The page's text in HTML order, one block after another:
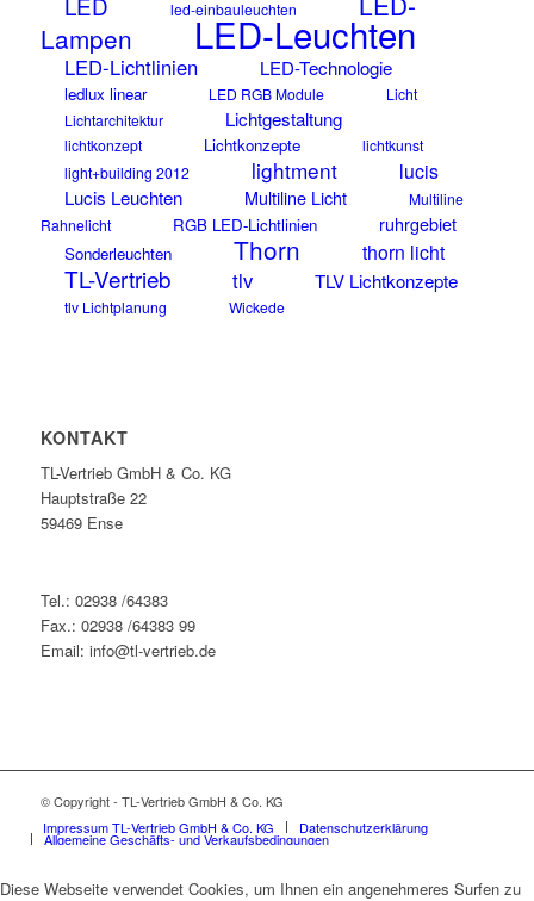
led-einbauleuchten
Lampen
LED-Leuchten
LED-Lichtlinien LED-Technologie
ledlux linear LED RGB Module
Licht
Lichtarchitektur
Lichtgestaltung
lichtkonzept Lichtkonzepte
lichtkunst
light+building 2012
lightment lucis
Lucis Leuchten Multiline Licht
Multiline
Rahnelicht
RGB LED-Lichtlinien ruhrgebiet
Sonderleuchten Thorn thorn licht
TL-Vertrieb tlv TLV Lichtkonzepte
tlv Lichtplanung Wickede
KONTAKT
TL-Vertrieb GmbH & Co. KG
Hauptstraße 22
59469 Ense
Tel.: 02938 /64383
Fax.: 02938 /64383 99
Email: info@tl-vertrieb.de
© Copyright - TL-Vertrieb GmbH & Co. KG
Impressum TL-Vertrieb GmbH & Co. KG
Datenschutzerklärung
Allgemeine Geschäfts- und Verkaufsbedingungen
Diese Webseite verwendet Cookies, um Ihnen ein angenehmeres Surfen zu